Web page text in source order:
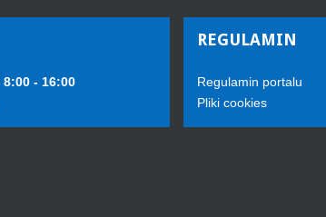
8:00 - 16:00
REGULAMIN
Regulamin portalu
Pliki cookies